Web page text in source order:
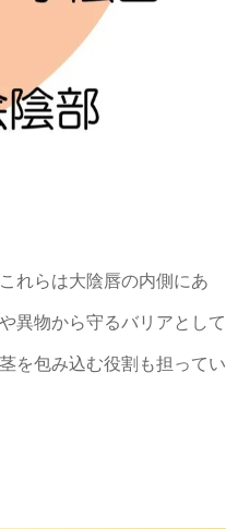
れらは大陰唇の内側にあ
異物から守るバリアとして
を包み込む役割も担ってい